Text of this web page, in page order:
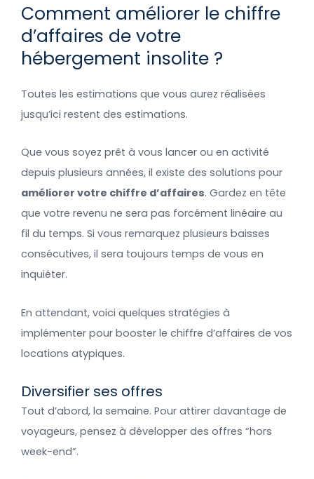
Comment améliorer le chiffre
d’affaires de votre
hébergement insolite ?
Toutes les estimations que vous aurez réalisées
jusqu’ici restent des estimations.
Que vous soyez prêt à vous lancer ou en activité
depuis plusieurs années, il existe des solutions pour
améliorer votre chiffre d’affaires. Gardez en tête
que votre revenu ne sera pas forcément linéaire au
fil du temps. Si vous remarquez plusieurs baisses
consécutives, il sera toujours temps de vous en
inquiéter.
En attendant, voici quelques stratégies à
implémenter pour booster le chiffre d’affaires de vos
locations atypiques.
Diversifier ses offres
Tout d’abord, la semaine. Pour attirer davantage de
voyageurs, pensez à développer des offres “hors
week-end”.